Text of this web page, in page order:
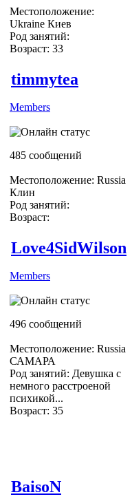
Местоположение:
Ukraine Киев
Род занятий:
Возраст: 33
timmytea
Members
485 сообщений
Местоположение: Russia
Клин
Род занятий:
Возраст:
Love4SidWilson
Members
496 сообщений
Местоположение: Russia
САМАРА
Род занятий: Девушка с
немного расстроеной
психикой...
Возраст: 35
BaisoN